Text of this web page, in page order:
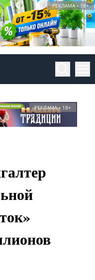
РЕКЛАМА • 18+
РЕКЛАМА • 18+